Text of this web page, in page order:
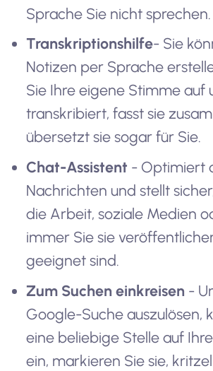
Sprache Sie nicht sprechen.
Transkriptionshilfe- Sie
Notizen per Sprache
Sie Ihre eigene Stimme auf
transkribiert, fasst sie
übersetzt sie sogar für Sie.
Chat-Assistent - Optimiert
Nachrichten und stellt
die Arbeit, soziale Medien
immer Sie sie
geeignet sind.
Zum Suchen einkreisen -
Google-Suche auszulösen,
eine beliebige Stelle auf
ein, markieren Sie sie,